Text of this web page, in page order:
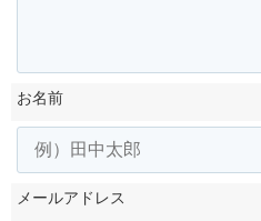
お名前
メールアドレス